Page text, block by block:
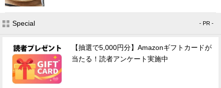
Special - PR -
【抽選で5,000円分】Amazonギフトカードが
当たる！読者アンケート実施中